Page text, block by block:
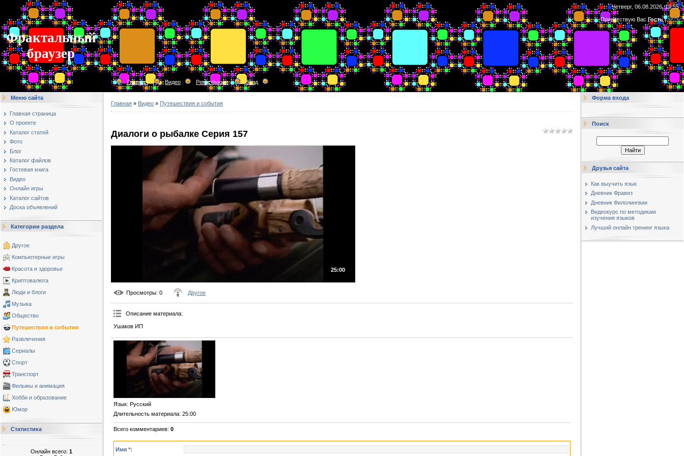
Фрактальный
браузер
Четверг, 06.08.2026, 19:55
Приветствую Вас Гость|RSS
Главная Видео Регистрация Вход
Меню сайта
Главная страница
О проекте
Каталог статей
Фото
Блог
Каталог файлов
Гостевая книга
Видео
Онлайн игры
Каталог сайтов
Доска объявлений
Категории раздела
Другое
Компьютерные игры
Красота и здоровье
Криптовалюта
Люди и блоги
Музыка
Общество
Путешествия и события
Развлечения
Сериалы
Спорт
Транспорт
Фильмы и анимация
Хобби и образование
Юмор
Статистика
Онлайн всего: 1
Главная » Видео » Путешествия и события
Диалоги о рыбалке Серия 157
25:00
Просмотры: 0 Другое
Описание материала:
Ушаков ИП
Язык: Русский
Длительность материала: 25:00
Всего комментариев: 0
Имя *:
Форма входа
Поиск
Друзья сайта
Как выучить язык
Дневник Фравиз
Дневник Филолингвии
Видеокурс по методикам
изучения языков
Лучший онлайн тренинг языка